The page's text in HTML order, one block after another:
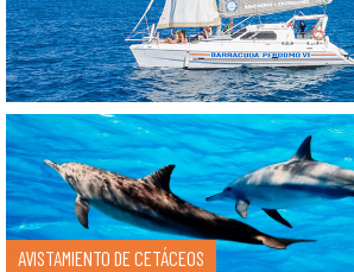
AVISTAMIENTO DE CETÁCEOS